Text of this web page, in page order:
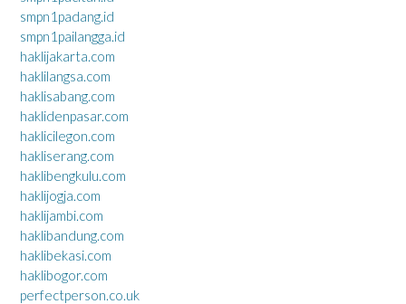
smpn1padang.id
smpn1pailangga.id
haklijakarta.com
haklilangsa.com
haklisabang.com
haklidenpasar.com
haklicilegon.com
hakliserang.com
haklibengkulu.com
haklijogja.com
haklijambi.com
haklibandung.com
haklibekasi.com
haklibogor.com
perfectperson.co.uk